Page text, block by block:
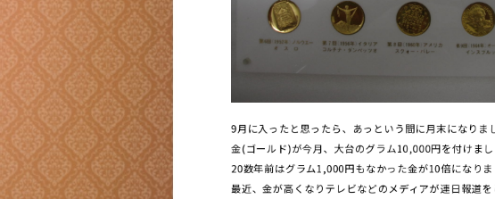
9月に入ったと思ったら、あっという間に月末になりま
金(ゴールド)が今月、大台のグラム10,000円を付けまし
20数年前はグラム1,000円もなかった金が10倍になりま
最近、金が高くなりテレビなどのメディアが連日報道